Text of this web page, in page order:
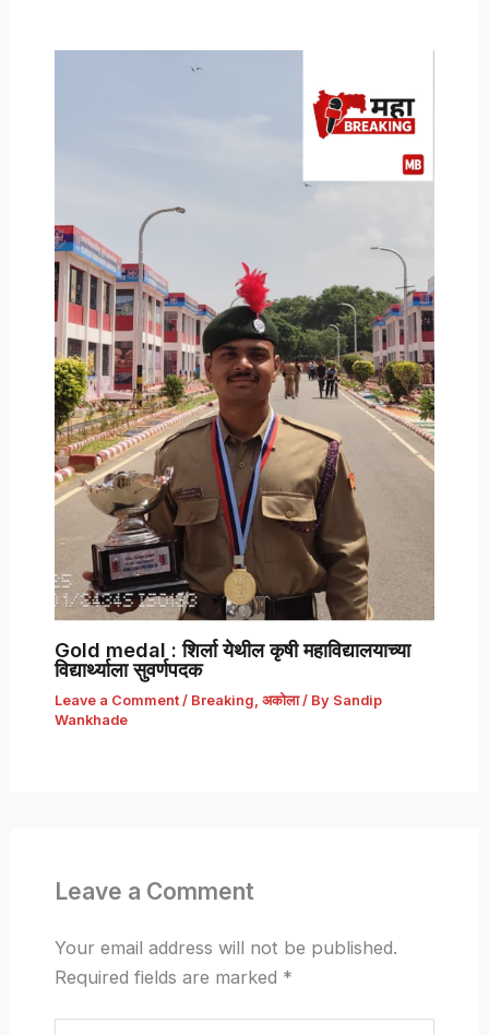
Gold medal : शिर्ला येथील कृषी महाविद्यालयाच्या
विद्यार्थ्याला सुवर्णपदक
Leave a Comment / Breaking अकोला/ By Sandip
Wankhade
Leave a Comment
Your email address will not be published.
Required fields are marked *